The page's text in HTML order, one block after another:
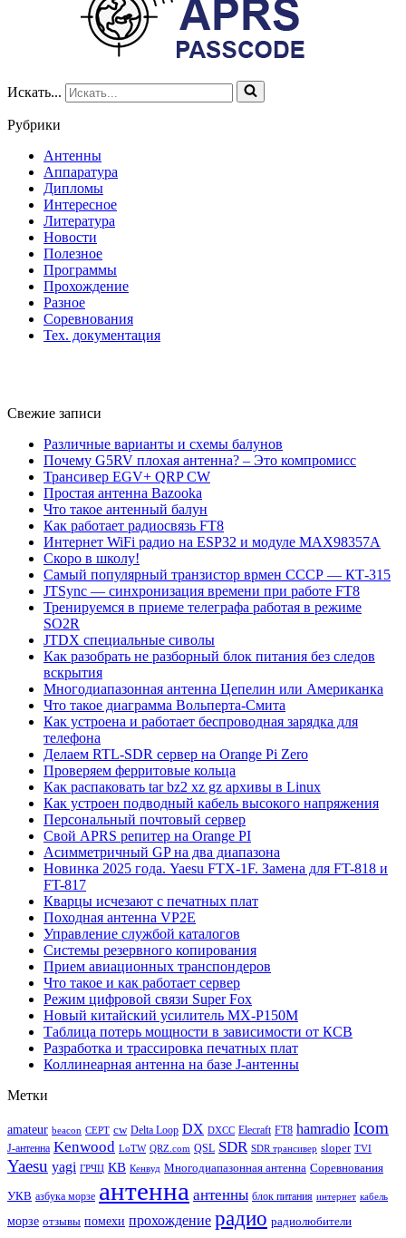
Искать...
Рубрики
Антенны
Аппаратура
Дипломы
Интересное
Литература
Новости
Полезное
Программы
Прохождение
Разное
Соревнования
Тех. документация
Свежие записи
Различные варианты и схемы балунов
Почему G5RV плохая антенна? – Это компромисс
Трансивер EGV+ QRP CW
Простая антенна Bazooka
Что такое антенный балун
Как работает радиосвязь FT8
Интернет WiFi радио на ESP32 и модуле MAX98357A
Скоро в школу!
Самый популярный транзистор врмен СССР — КТ-315
JTSync — синхронизация времени при работе FT8
Тренируемся в приеме телеграфа работая в режиме
SO2R
JTDX специальные сиволы
Как разобрать не разборный блок питания без следов
вскрытия
Многодиапазонная антенна Цепелин или Американка
Что такое диаграмма Вольперта-Смита
Как устроена и работает беспроводная зарядка для
телефона
Делаем RTL-SDR сервер на Orange Pi Zero
Проверяем ферритовые кольца
Как распаковать tar bz2 xz gz архивы в Linux
Как устроен подводный кабель высокого напряжения
Персональный почтовый сервер
Свой APRS репитер на Orange PI
Асимметричный GP на два диапазона
Новинка 2025 года. Yaesu FTX-1F. Замена для FT-818 и
FT-817
Кварцы исчезают с печатных плат
Походная антенна VP2E
Управление службой каталогов
Системы резервного копирования
Прием авиационных транспондеров
Что такое и как работает сервер
Режим цифровой связи Super Fox
Новый китайский усилитель MX-P150M
Таблица потерь мощности в зависимости от КСВ
Разработка и трассировка печатных плат
Коллинеарная антенна на базе J-антенны
Метки
amateur beacon CEPT cw Delta Loop DX DXCC Elecraft FT8 hamradio Icom
J-антенна Kenwood LoTW QRZ.com QSL SDR SDR трансивер sloper TVI
Yaesu yagi ГРЧЦ КВ Кенвуд Многодиапазонная антенна Соревнования
УКВ азбука морзе антенна антенны блок питания интернет кабель
морзе отзывы помехи прохождение радио радиолюбители